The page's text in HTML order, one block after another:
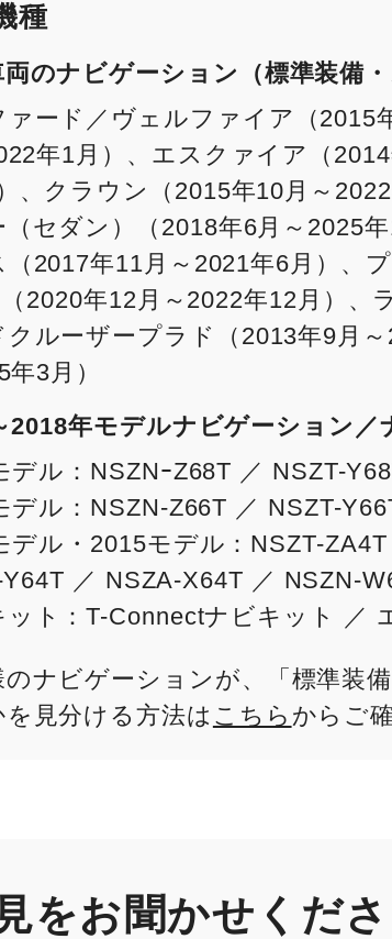
種
のナビゲーション（標準装備
ァード／ヴェルファイア（2015
年1月）、エスクァイア（
、クラウン（2015年10月～
（セダン）（2018年6月～2025
（2017年11月～2021年6月）、
2020年12月～2022年12月）、
クルーザープラド（2013年9月
年3月）
2018年モデルナビゲーション／
デル：NSZNｰZ68T ／ NSZT-
デル：NSZN-Z66T ／ NSZT-
デル・2015モデル：NSZT-
／ NSZA-X64T ／ NSZN-
ット：T-Connectナビキット ／
のナビゲーションが、「標準装
を見分ける方法は こちら からご
をお聞かせくだ